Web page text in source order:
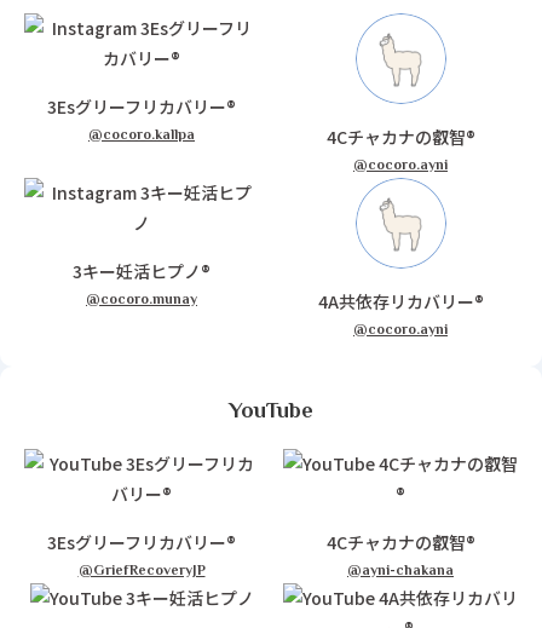
3Esグリーフリカバリー®
@cocoro.kallpa 4Cチャカナの叡智®
@cocoro.ayni
3キー妊活ヒプノ®
@cocoro.munay 4A共依存リカバリー®
@cocoro.ayni
YouTube
3Esグリーフリカバリー®
@GriefRecoveryJP
4Cチャカナの叡智®
@ayni-chakana